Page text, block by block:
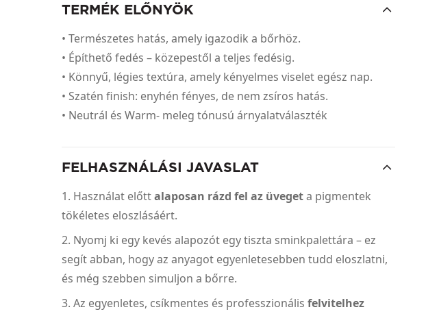
TERMÉK ELŐNYÖK
• Természetes hatás, amely igazodik a bőrhöz.
• Építhető fedés – közepestől a teljes fedésig.
• Könnyű, légies textúra, amely kényelmes viselet egész nap.
• Szatén finish: enyhén fényes, de nem zsíros hatás.
• Neutrál és Warm- meleg tónusú árnyalatválaszték
FELHASZNÁLÁSI JAVASLAT
Használat előttalaposan rázd fel az üvegeta pigmentek
tökéletes eloszlásáért.
Nyomj ki egy kevés alapozót egy tiszta sminkpalettára – ez
segít abban, hogy az anyagot egyenletesebben tudd eloszlatni,
és még szebben simuljon a bőrre.
Az egyenletes, csíkmentes és professzionálisfelvitelhez